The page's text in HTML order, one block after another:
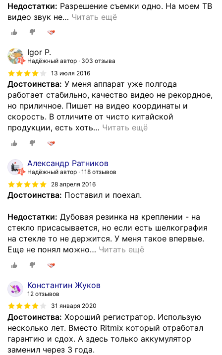
Недостатки: Разрешение съемки одно. На моем ТВ
видео звук не… Читать ещё
Igor P.
Надёжный автор
303 отзыва
13 июля 2016
Достоинства: У меня аппарат уже полгода
работает стабильно, качество видео не рекордное,
но приличное. Пишет на видео координаты и
скорость. В отличите от чисто китайской
продукции, есть хоть… Читать ещё
Александр Ратников
Надёжный автор 118 отзывов
28 апреля 2016
Достоинства: Поставил и поехал.
Недостатки: Дубовая резинка на креплении - на
стекло присасывается, но если есть шелкография
на стекле то не держится. У меня такое впервые.
Еще не понял можно… Читать ещё
Константин Жуков
12 отзывов
31 января 2020
Достоинства: Хороший регистратор. Использую
несколько лет. Вместо Ritmix который отработал
гарантию и сдох. А здесь только аккумулятор
заменил через 3 года.